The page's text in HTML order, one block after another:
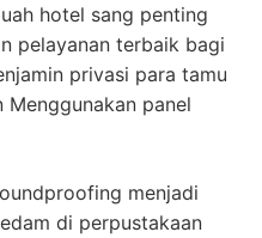
hotel sang penting
pelayanan terbaik bagi
privasi para tamu
panel
menjadi
di perpustakaan